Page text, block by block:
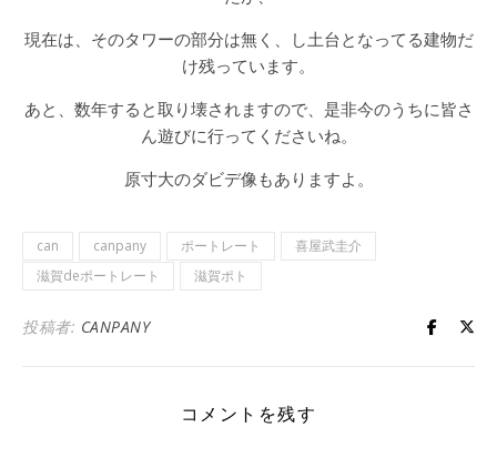
現在は、そのタワーの部分は無く、し土台となってる建物だ
け残っています。
あと、数年すると取り壊されますので、是非今のうちに皆さ
ん遊びに行ってくださいね。
原寸大のダビデ像もありますよ。
can canpany ポートレート
喜屋武圭介
滋賀deポートレート
滋賀ポト
投稿者: CANPANY
コメントを残す